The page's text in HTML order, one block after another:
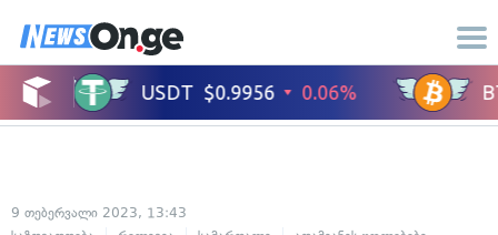
9 თებერვალი 2023, 13:43